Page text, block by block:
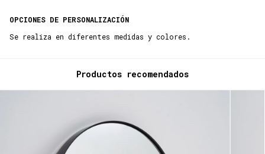
OPCIONES DE PERSONALIZACIÓN
Se realiza en diferentes medidas y colores.
Productos recomendados